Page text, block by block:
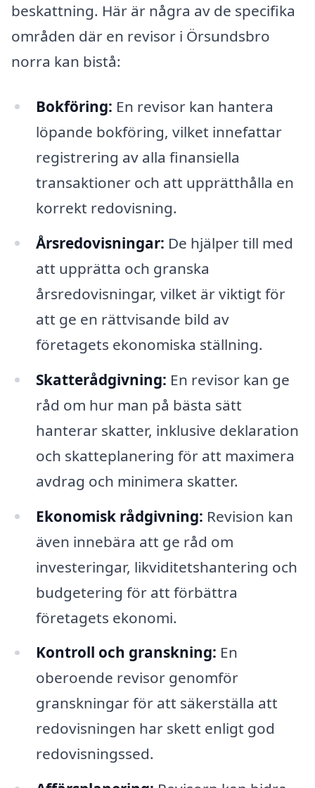
beskattning. Här är några av de specifika
områden där en revisor i Örsundsbro
norra kan bistå:
Bokföring: En revisor kan hantera
löpande bokföring, vilket innefattar
registrering av alla finansiella
transaktioner och att upprätthålla en
korrekt redovisning.
Årsredovisningar: De hjälper till med
att upprätta och granska
årsredovisningar, vilket är viktigt för
att ge en rättvisande bild av
företagets ekonomiska ställning.
Skatterådgivning: En revisor kan ge
råd om hur man på bästa sätt
hanterar skatter, inklusive deklaration
och skatteplanering för att maximera
avdrag och minimera skatter.
Ekonomisk rådgivning: Revision kan
även innebära att ge råd om
investeringar, likviditetshantering och
budgetering för att förbättra
företagets ekonomi.
Kontroll och granskning: En
oberoende revisor genomför
granskningar för att säkerställa att
redovisningen har skett enligt god
redovisningssed.